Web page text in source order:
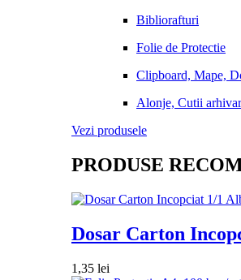
Bibliorafturi
Folie de Protectie
Clipboard, Mape,
Alonje, Cutii
Vezi produsele
PRODUSE
Dosar Carton
1,35 lei